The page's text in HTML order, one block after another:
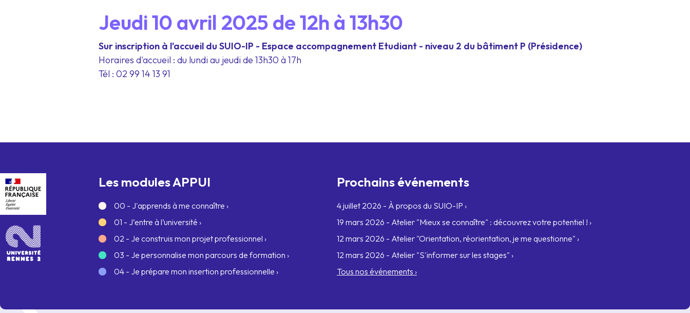
Jeudi 10 avril 2025 de12h à 13h30
Sur inscription à l'accueil du SUIO-IP - Espace accompagnement Etudiant - niveau 2 du bâtiment P (Présidence)
Horaires d'accueil : du lundi au jeudi de 13h30 à 17h
Tél : 02 99 14 13 91
Les modules APPUI
00 - J'apprends à me connaître ›
01 - J’entre à l’université ›
02 - Je construis mon projet professionnel ›
03 - Je personnalise mon parcours de formation ›
04 - Je prépare mon insertion professionnelle ›
Prochains événements
4 juillet 2026 - À propos du SUIO-IP ›
19 mars 2026 - Atelier "Mieux se connaître" : découvrez votre potentiel ! ›
12 mars 2026 - Atelier "Orientation, réorientation, je me questionne" ›
12 mars 2026 - Atelier "S'informer sur les stages" ›
Tous nos événements ›